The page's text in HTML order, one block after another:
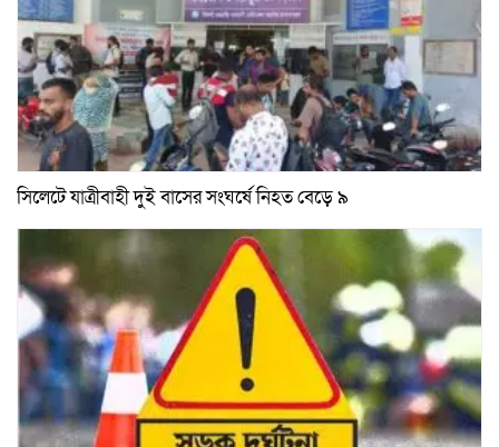
সিলেটে যাত্রীবাহী দুই বাসের সংঘর্ষে নিহত বেড়ে ৯